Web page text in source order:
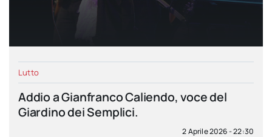
Lutto
Addio a Gianfranco Caliendo, voce del
Giardino dei Semplici.
2 Aprile 2026 - 22:30